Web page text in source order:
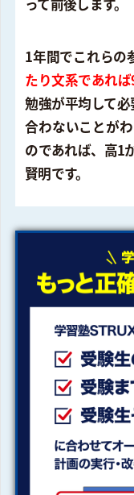
って前後します。
1年間でこれらの
たり文系であれ
勉強が平均して
合わないことが
のであれば、高1
賢明です。